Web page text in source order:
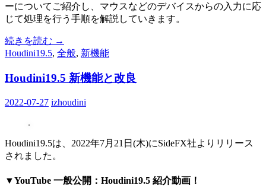
ーについてご紹介し、マウスなどのデバイスからの入力に応
じて処理を行う手順を解説していきます。
続きを読む →
Houdini19.5, 全般, 新機能
Houdini19.5 新機能と改良
2022-07-27 izhoudini
Houdini19.5は、2022年7月21日(木)にSideFX社よりリリース
されました。
▼YouTube 一般公開：Houdini19.5 紹介動画！